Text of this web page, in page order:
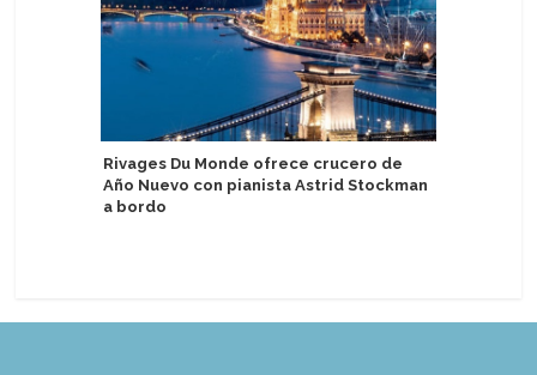
Rivages Du Monde ofrece crucero de
Año Nuevo con pianista Astrid Stockman
a bordo